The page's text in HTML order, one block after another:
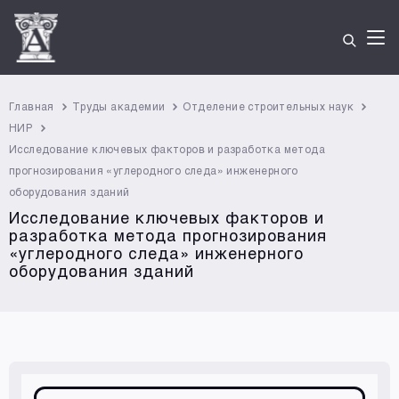
Главная Труды академии
Отделение строительных наук
НИР
Исследование ключевых факторов и разработка метода
прогнозирования «углеродного следа» инженерного
оборудования зданий
Исследование ключевых факторов и
разработка метода прогнозирования
«углеродного следа» инженерного
оборудования зданий